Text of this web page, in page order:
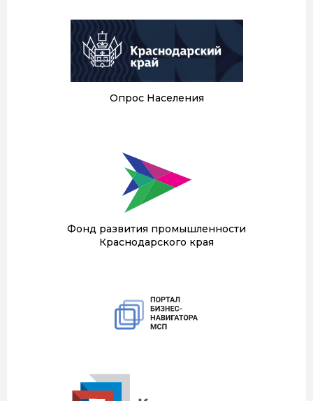
Опрос Населения
Фонд развития промышленности
Краснодарского края